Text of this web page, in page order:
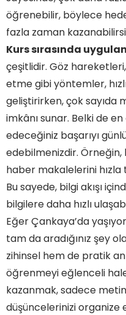
öğrenebilir, böylece
fazla zaman
Kurs sırasında
çeşitlidir. Göz
etme gibi yöntemler,
geliştirirken, çok sayıda
imkânı sunar. Belki de
edeceğiniz başarıyı
edebilmenizdir.
haber makalelerini
Bu sayede, bilgi akışı
bilgilere daha hızlı
Eğer Çankaya’da
tam da aradığınız şey
zihinsel hem de pratik
öğrenmeyi eğlenceli
kazanmak, sadece
düşüncelerinizi organize